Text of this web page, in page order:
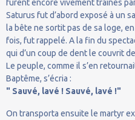
furent encore vivement traînés
Saturus fut d’abord exposé à un
la bête ne sortit pas de sa loge,
fois, fut rappelé. A la fin du
qui d’un coup de dent le couvrit
Le peuple, comme il s’en
Baptême, s’écria :
" Sauvé, lavé ! Sauvé, lavé !"
On transporta ensuite le martyr